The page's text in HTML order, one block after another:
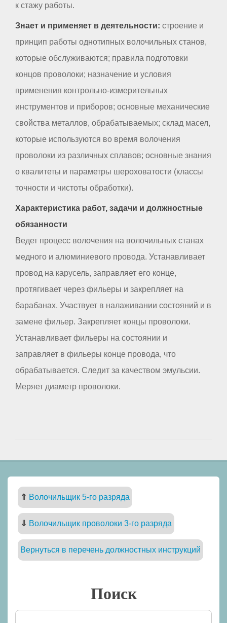
к стажу работы.
Знает и применяет в деятельности: строение и
принцип работы однотипных волочильных станов,
которые обслуживаются; правила подготовки
концов проволоки; назначение и условия
применения контрольно-измерительных
инструментов и приборов; основные механические
свойства металлов, обрабатываемых; склад масел,
которые используются во время волочения
проволоки из различных сплавов; основные знания
о квалитеты и параметры шероховатости (классы
точности и чистоты обработки).
Характеристика работ, задачи и должностные
обязанности
Ведет процесс волочения на волочильных станах
медного и алюминиевого провода. Устанавливает
провод на карусель, заправляет его конце,
протягивает через фильеры и закрепляет на
барабанах. Участвует в налаживании состояний и в
замене фильер. Закрепляет концы проволоки.
Устанавливает фильеры на состоянии и
заправляет в фильеры конце провода, что
обрабатывается. Следит за качеством эмульсии.
Меряет диаметр проволоки.
⇑ Волочильщик 5-го разряда
⇓ Волочильщик проволоки 3-го разряда
Вернуться в перечень должностных инструкций
Поиск